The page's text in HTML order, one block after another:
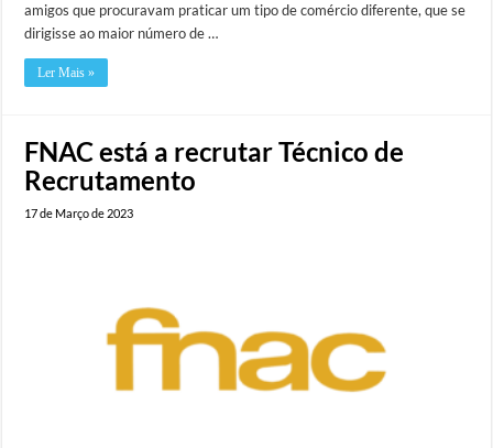
amigos que procuravam praticar um tipo de comércio diferente, que se
dirigisse ao maior número de …
Ler Mais »
FNAC está a recrutar Técnico de
Recrutamento
17 de Março de 2023